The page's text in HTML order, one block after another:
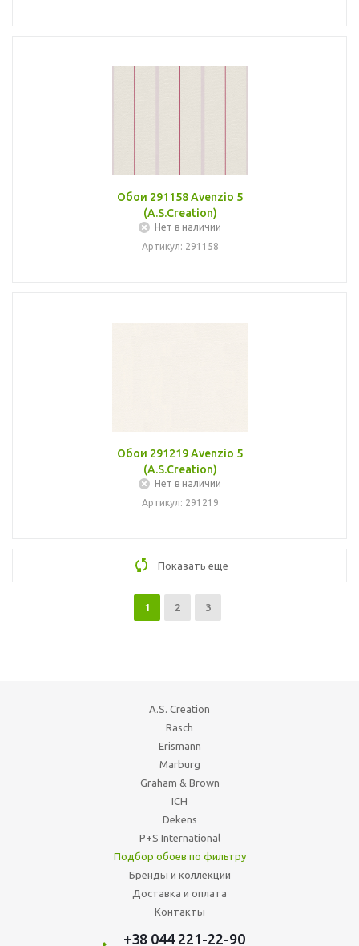
Обои 291158 Avenzio 5
(A.S.Creation)
Нет в наличии
Артикул: 291158
Обои 291219 Avenzio 5
(A.S.Creation)
Нет в наличии
Артикул: 291219
Показать еще
1 2 3
A.S. Creation
Rasch
Erismann
Marburg
Graham & Brown
ICH
Dekens
P+S International
Подбор обоев по фильтру
Бренды и коллекции
Доставка и оплата
Контакты
+38 044 221-22-90